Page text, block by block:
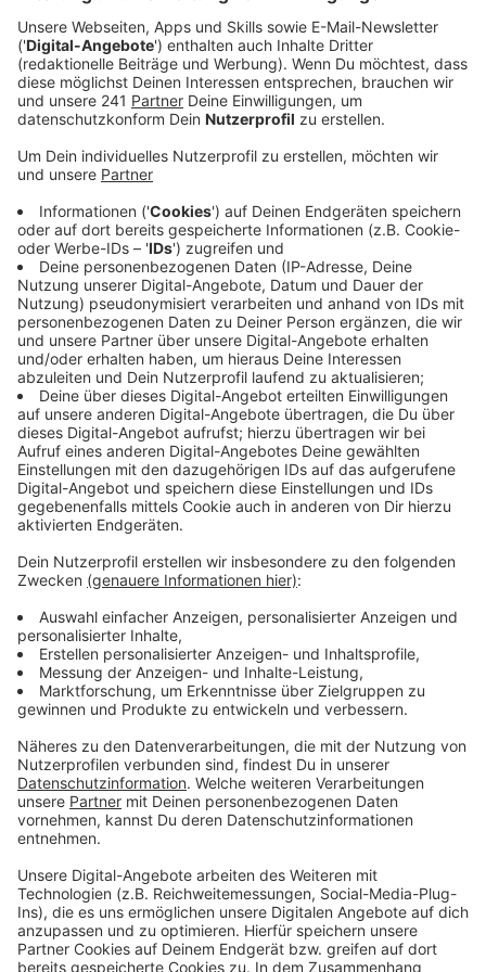
Dass wir bei Radio Berg „tierisch gut drauf“ sind, das
ist ja im Bergischen längst bekannt. Aber manchmal
sondern auch unsere vierbeinigen Kolleginnen und
Kollegen. Und dann wird’s richtig witzig!
Ich selbst habe eine achtjährige Labrador-Hündin
namens Bella. Und wie man’s vom Labbi kennt: Die will
immer kuscheln – und ganz besonders wichtig – immer
essen! Das musste auch meine Kollegin Katja Effey
schmunzelnd feststellen, als sie nach der Sendung
das Geschirr in die Spülmaschine räumen wollte. Kaum
hatte sie die Tür geöffnet, da stand Bella schon parat,
quetschte sich vorbei und leckte begeistert den
Teller ab. Irgendwas mit Skyr war da wohl drauf –
Bella fand’s auf jeden Fall köstlich.
Nicht ganz so verfressen, dafür mit stolzen 18 Jahren
noch erstaunlich flott unterwegs, ist der Hund von
Michèle Grafs Nachbarin, Max. Und der hat neulich für
ordentlich Action gesorgt: Wir haben im Studio
bodentiefe Fenster und rundherum eine Dachterrasse.
Während Nicole Schmitz gerade mitten in den
Nachrichten war, flitzte plötzlich Max am Fenster
vorbei – und direkt dahinter Michèle Graf mit
wehendem Haar, gefolgt von David Frank. Zwanzig
Sekunden später das gleiche Bild – nur in die andere
Richtung! Max vorneweg, die beiden hinterher. Nicole
hat tapfer weiter die Nachrichten vorgelesen, obwohl
ihr schon das Lachen im Hals steckte – und ich hab
mich im Studio kaum noch eingekriegt.
Ihr seht: Bei Radio Berg ist wirklich immer was los –
egal ob mit Mikro, Mischpult oder Mops!